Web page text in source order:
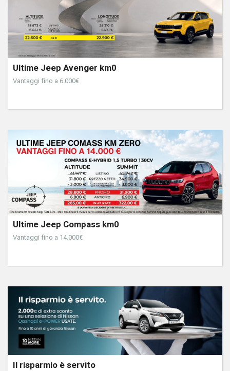
Ultime Jeep Avenger km0
Vantaggi fino a 6.000€
Ultime Jeep Compass km0
Vantaggi fino a 14.000€
Il risparmio è servito